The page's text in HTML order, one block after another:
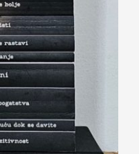
sve(s)t